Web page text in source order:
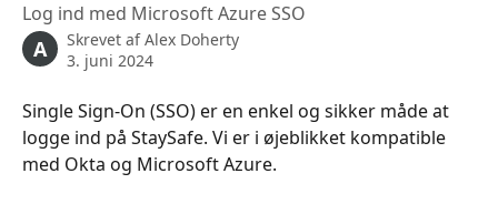
Log ind med Microsoft Azure SSO
A Skrevet afAlex Doherty
3. juni 2024
Single Sign-On (SSO) er en enkel og sikker måde at
logge ind på StaySafe. Vi er i øjeblikket kompatible
med Okta og Microsoft Azure.